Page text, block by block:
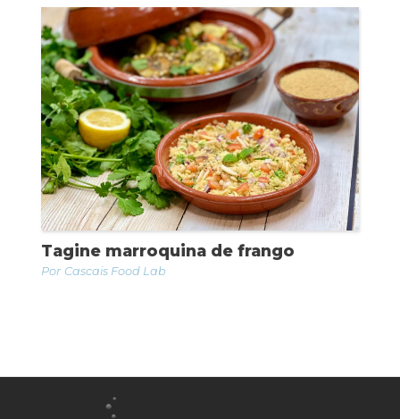
Tagine marroquina de frango
Cascais Food Lab